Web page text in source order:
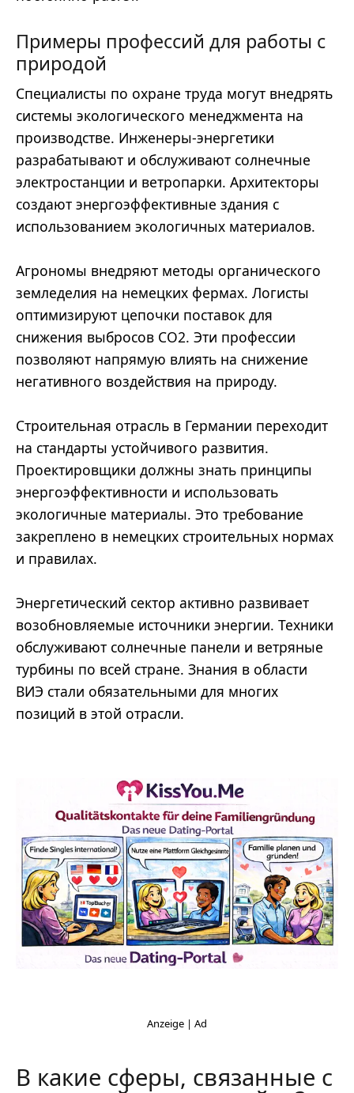
Примеры профессий для работы с
природой
Специалисты по охране труда могут внедрять
системы экологического менеджмента на
производстве. Инженеры-энергетики
разрабатывают и обслуживают солнечные
электростанции и ветропарки. Архитекторы
создают энергоэффективные здания с
использованием экологичных материалов.
Агрономы внедряют методы органического
земледелия на немецких фермах. Логисты
оптимизируют цепочки поставок для
снижения выбросов CO2. Эти профессии
позволяют напрямую влиять на снижение
негативного воздействия на природу.
Строительная отрасль в Германии переходит
на стандарты устойчивого развития.
Проектировщики должны знать принципы
энергоэффективности и использовать
экологичные материалы. Это требование
закреплено в немецких строительных нормах
и правилах.
Энергетический сектор активно развивает
возобновляемые источники энергии. Техники
обслуживают солнечные панели и ветряные
турбины по всей стране. Знания в области
ВИЭ стали обязательными для многих
позиций в этой отрасли.
В какие сферы, связанные с